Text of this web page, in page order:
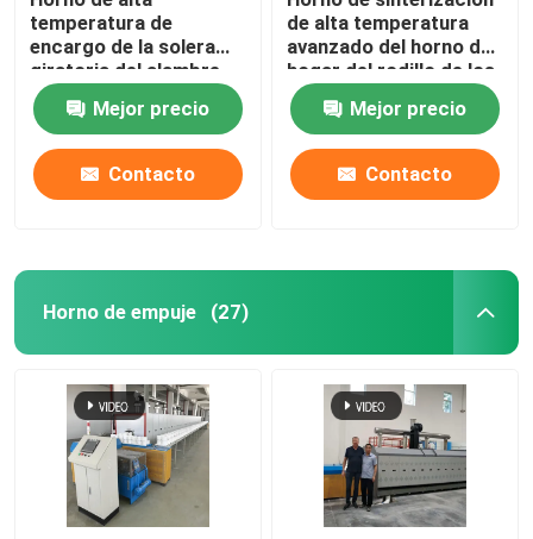
horno de sinterización
Horno material del ánodo y del cátodo
Hornos de secado
Horno de Tratamiento Térmico
temperatura de
encargo de la solera
giratoria del alambre
de resistencia para los
materiales de la batería
de litio que sinterizan
Mejor precio
Contacto
de alta temperatura
avanzado del horno de
hogar del rodillo de los
materiales de cerámica
Mejor precio
Contacto
Horno de empuje (27)